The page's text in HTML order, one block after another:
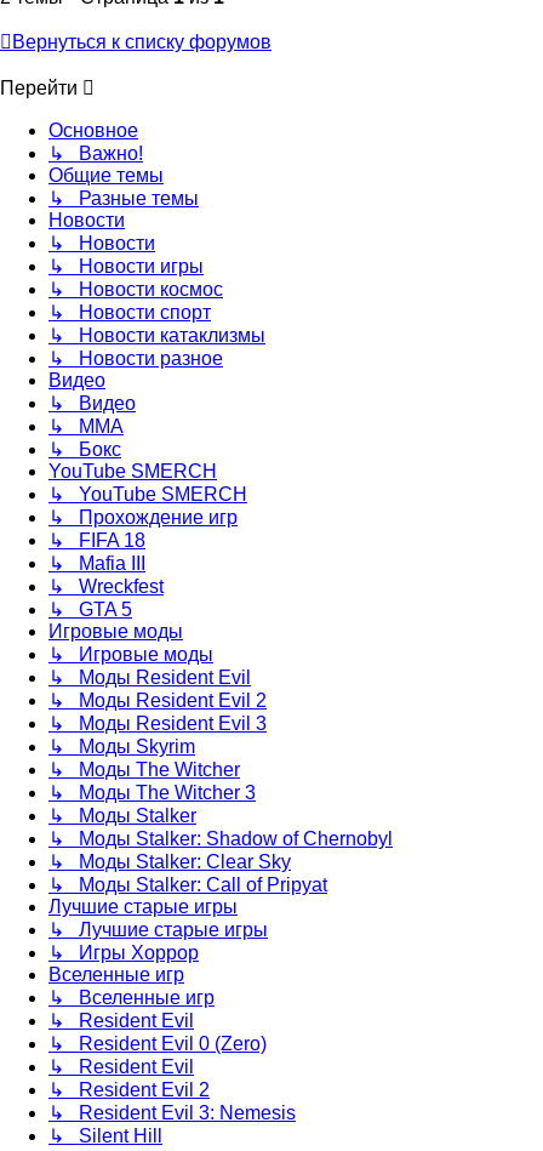
Вернуться к списку форумов
Перейти
Основное
↳ Важно!
Общие темы
↳ Разные темы
Новости
↳ Новости
↳ Новости игры
↳ Новости космос
↳ Новости спорт
↳ Новости катаклизмы
↳ Новости разное
Видео
↳ Видео
↳ ММА
↳ Бокс
YouTube SMERCH
↳ YouTube SMERCH
↳ Прохождение игр
↳ FIFA 18
↳ Mafia III
↳ Wreckfest
↳ GTA 5
Игровые моды
↳ Игровые моды
↳ Моды Resident Evil
↳ Моды Resident Evil 2
↳ Моды Resident Evil 3
↳ Моды Skyrim
↳ Моды The Witcher
↳ Моды The Witcher 3
↳ Моды Stalker
↳ Моды Stalker: Shadow of Chernobyl
↳ Моды Stalker: Clear Sky
↳ Моды Stalker: Call of Pripyat
Лучшие старые игры
↳ Лучшие старые игры
↳ Игры Хоррор
Вселенные игр
↳ Вселенные игр
↳ Resident Evil
↳ Resident Evil 0 (Zero)
↳ Resident Evil
↳ Resident Evil 2
↳ Resident Evil 3: Nemesis
↳ Silent Hill